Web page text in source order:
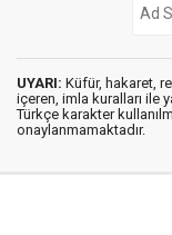
UYARI: Küfür, hakaret,
içeren, imla kuralları ile
Türkçe karakter
onaylanmamaktadır.